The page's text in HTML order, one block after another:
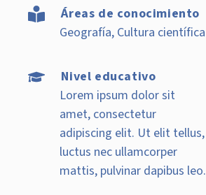
Áreas de conocimiento
Geografía, Cultura científica
Nivel educativo
Lorem ipsum dolor sit
amet, consectetur
adipiscing elit. Ut elit tellus,
luctus nec ullamcorper
mattis, pulvinar dapibus leo.